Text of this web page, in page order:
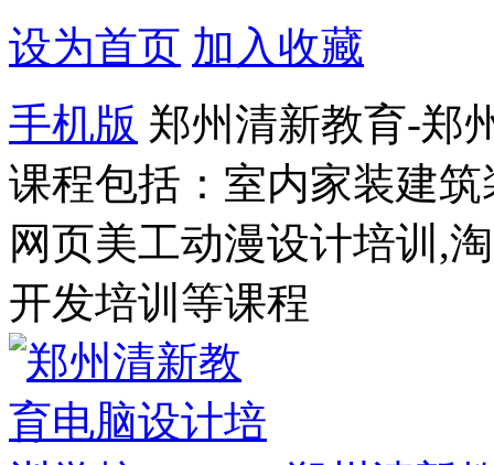
设为首页 加入收藏
手机版 郑州清新教育-郑
课程包括：室内家装建
网页美工动漫设计培训,
开发培训等课程